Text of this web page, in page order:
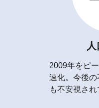
2009年をピ
速化。今後
も不安視され